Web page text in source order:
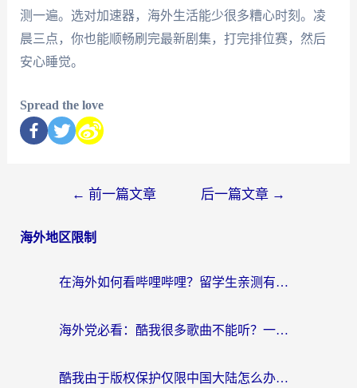
测一遍。选对加速器，海外生活能少很多糟心时刻。凌
晨三点，你也能顺畅刷完最新剧集，打完排位赛，然后
安心睡觉。
Spread the love
← 前一篇文章 后一篇文章 →
海外地区限制
在海外如何看哔哩哔哩？留学生亲测有效的回国加速指南
海外党必看：酷我很多歌曲不能听？一招解决优酷版权限制+B站地域问题！
酷我由于版权保护仅限中国大陆怎么办？海外党亲测有效的解锁指南